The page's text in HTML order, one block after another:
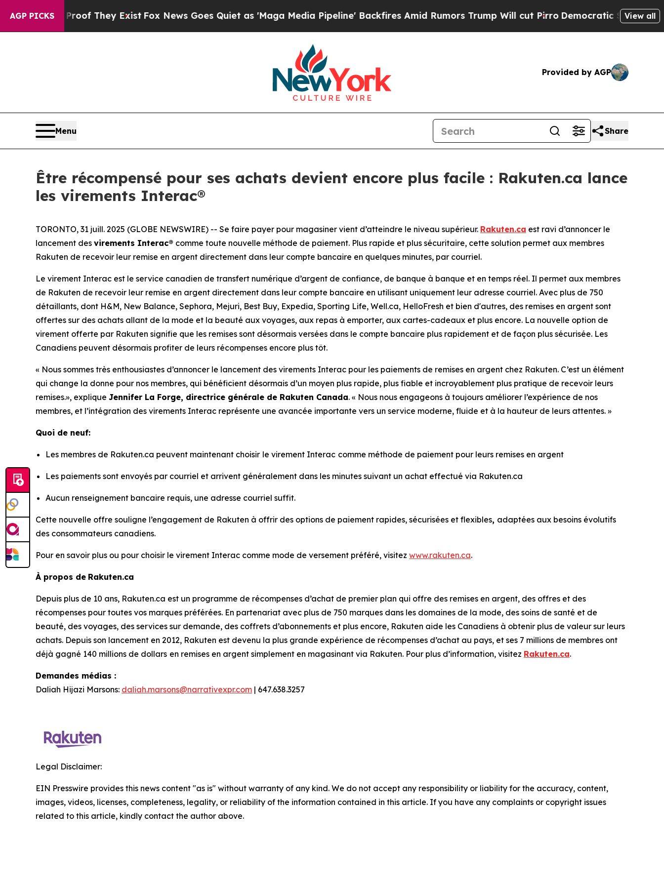
AGP PICKS
no Proof They ExistFox News Goes Quiet as 'Maga Media Pipeline' Backfires Amid Rumors Trump Will cut PirroDemocratic Socialists ofView all
Provided by AGP
Menu Share
Être récompensé pour ses achats devient encore plus facile : Rakuten.ca lance
les virements Interac®
TORONTO, 31 juill. 2025 (GLOBE NEWSWIRE) -- Se faire payer pour magasiner vient d’atteindre le niveau supérieur. Rakuten.ca est ravi d’annoncer le
lancement des virements Interac® comme toute nouvelle méthode de paiement. Plus rapide et plus sécuritaire, cette solution permet aux membres
Rakuten de recevoir leur remise en argent directement dans leur compte bancaire en quelques minutes, par courriel.
Le virement Interac est le service canadien de transfert numérique d’argent de confiance, de banque à banque et en temps réel. Il permet aux membres
de Rakuten de recevoir leur remise en argent directement dans leur compte bancaire en utilisant uniquement leur adresse courriel. Avec plus de 750
détaillants, dont H&M, New Balance, Sephora, Mejuri, Best Buy, Expedia, Sporting Life, Well.ca, HelloFresh et bien d'autres, des remises en argent sont
offertes sur des achats allant de la mode et la beauté aux voyages, aux repas à emporter, aux cartes-cadeaux et plus encore. La nouvelle option de
virement offerte par Rakuten signifie que les remises sont désormais versées dans le compte bancaire plus rapidement et de façon plus sécurisée. Les
Canadiens peuvent désormais profiter de leurs récompenses encore plus tôt.
« Nous sommes très enthousiastes d’annoncer le lancement des virements Interac pour les paiements de remises en argent chez Rakuten. C’est un élément
qui change la donne pour nos membres, qui bénéficient désormais d’un moyen plus rapide, plus fiable et incroyablement plus pratique de recevoir leurs
remises.», explique Jennifer La Forge, directrice générale de Rakuten Canada. « Nous nous engageons à toujours améliorer l’expérience de nos
membres, et l’intégration des virements Interac représente une avancée importante vers un service moderne, fluide et à la hauteur de leurs attentes. »
Quoi de neuf:
Les membres de Rakuten.ca peuvent maintenant choisir le virement Interac comme méthode de paiement pour leurs remises en argent
Les paiements sont envoyés par courriel et arrivent généralement dans les minutes suivant un achat effectué via Rakuten.ca
Aucun renseignement bancaire requis, une adresse courriel suffit.
Cette nouvelle offre souligne l’engagement de Rakuten à offrir des options de paiement rapides, sécurisées et flexibles, adaptées aux besoins évolutifs
des consommateurs canadiens.
Pour en savoir plus ou pour choisir le virement Interac comme mode de versement préféré, visitez www.rakuten.ca.
À propos de Rakuten.ca
Depuis plus de 10 ans, Rakuten.ca est un programme de récompenses d’achat de premier plan qui offre des remises en argent, des offres et des
récompenses pour toutes vos marques préférées. En partenariat avec plus de 750 marques dans les domaines de la mode, des soins de santé et de
beauté, des voyages, des services sur demande, des coffrets d’abonnements et plus encore, Rakuten aide les Canadiens à obtenir plus de valeur sur leurs
achats. Depuis son lancement en 2012, Rakuten est devenu la plus grande expérience de récompenses d’achat au pays, et ses 7 millions de membres ont
déjà gagné 140 millions de dollars en remises en argent simplement en magasinant via Rakuten. Pour plus d’information, visitez Rakuten.ca.
Demandes médias :
Daliah Hijazi Marsons: daliah.marsons@narrativexpr.com | 647.638.3257
Legal Disclaimer:
EIN Presswire provides this news content "as is" without warranty of any kind. We do not accept any responsibility or liability for the accuracy, content,
images, videos, licenses, completeness, legality, or reliability of the information contained in this article. If you have any complaints or copyright issues
related to this article, kindly contact the author above.